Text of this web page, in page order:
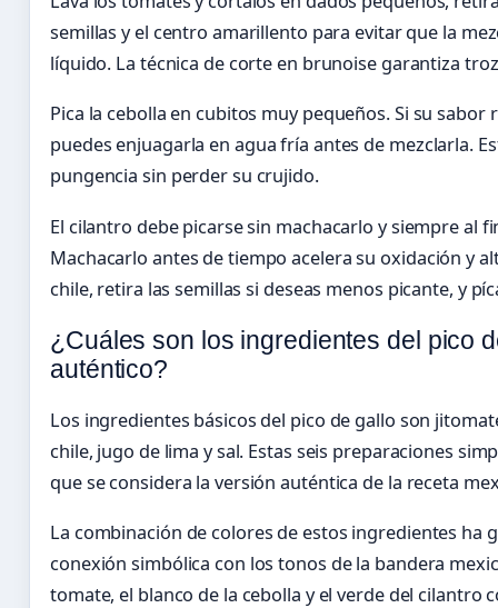
semillas y el centro amarillento para evitar que la
líquido. La técnica de corte en brunoise garantiza
Pica la cebolla en cubitos muy pequeños. Si su sabor
puedes enjuagarla en agua fría antes de mezclarla.
pungencia sin perder su crujido.
El cilantro debe picarse sin machacarlo y siempre al
Machacarlo antes de tiempo acelera su oxidación y
chile, retira las semillas si deseas menos picante, y
¿Cuáles son los ingredientes del pico
auténtico?
Los ingredientes básicos del pico de gallo son
chile, jugo de lima y sal. Estas seis preparaciones
que se considera la versión auténtica de la receta
La combinación de colores de estos ingredientes ha
conexión simbólica con los tonos de la bandera
tomate, el blanco de la cebolla y el verde del cilantro